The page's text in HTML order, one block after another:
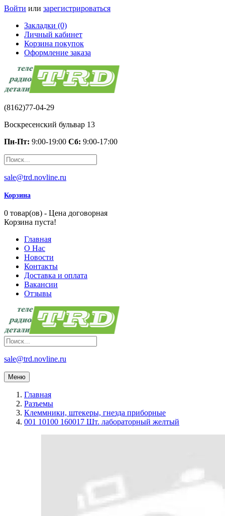
Войти или зарегистрироваться
Закладки (0)
Личный кабинет
Корзина покупок
Оформление заказа
(8162)77-04-29
Воскресенский бульвар 13
Пн-Пт: 9:00-19:00 Сб: 9:00-17:00
sale@trd.novline.ru
Корзина
0 товар(ов) - Цена договорная
Корзина пуста!
Главная
О Нас
Новости
Контакты
Доставка и оплата
Вакансии
Отзывы
sale@trd.novline.ru
Меню
Главная
Разъемы
Клеммники, штекеры, гнезда приборные
001 10100 160017 Шт. лабораторный желтый